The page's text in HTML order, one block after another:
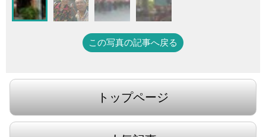
この写真の記事へ戻る
トップページ